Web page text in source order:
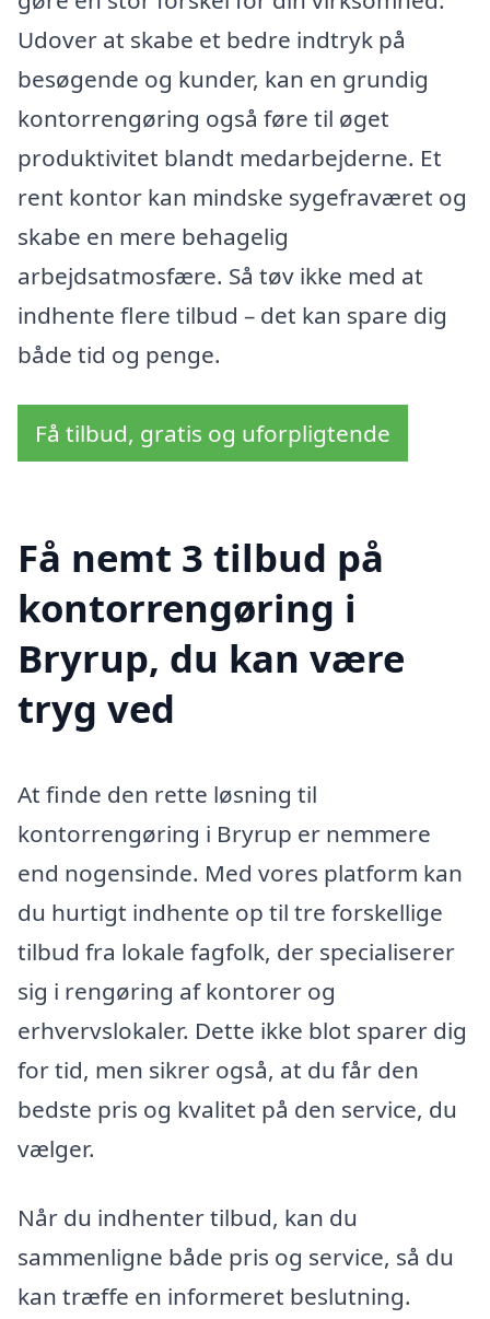
Udover at skabe et bedre indtryk på
besøgende og kunder, kan en grundig
kontorrengøring også føre til øget
produktivitet blandt medarbejderne. Et
rent kontor kan mindske sygefraværet og
skabe en mere behagelig
arbejdsatmosfære. Så tøv ikke med at
indhente flere tilbud – det kan spare dig
både tid og penge.
Få tilbud, gratis og uforpligtende
Få nemt 3 tilbud på
kontorrengøring i
Bryrup, du kan være
tryg ved
At finde den rette løsning til
kontorrengøring i Bryrup er nemmere
end nogensinde. Med vores platform kan
du hurtigt indhente op til tre forskellige
tilbud fra lokale fagfolk, der specialiserer
sig i rengøring af kontorer og
erhvervslokaler. Dette ikke blot sparer dig
for tid, men sikrer også, at du får den
bedste pris og kvalitet på den service, du
vælger.
Når du indhenter tilbud, kan du
sammenligne både pris og service, så du
kan træffe en informeret beslutning.